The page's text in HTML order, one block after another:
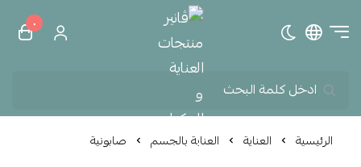
تبديل الوضع الداكنڤانير منتجات العناية و
٠
الرئيسية العناية العناية بالجسم صابونية